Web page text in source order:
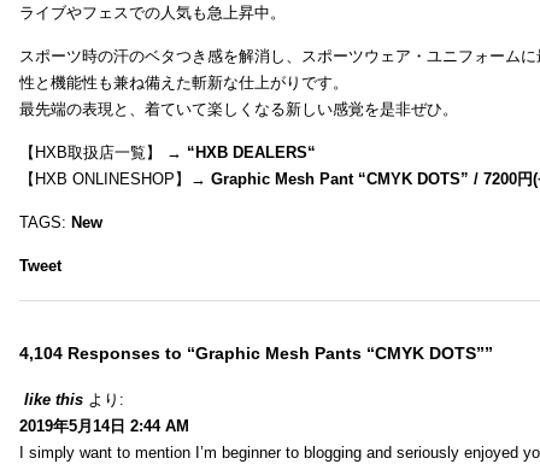
ライブやフェスでの人気も急上昇中。
スポーツ時の汗のベタつき感を解消し、スポーツウェア・ユニフォーム
性と機能性も兼ね備えた斬新な仕上がりです。
最先端の表現と、着ていて楽しくなる新しい感覚を是非ぜひ。
【HXB取扱店一覧】 → “HXB DEALERS“
【HXB ONLINESHOP】→ Graphic Mesh Pant “CMYK DOTS” / 7200円
TAGS: New
Tweet
4,104 Responses to “Graphic Mesh Pants “CMYK DOTS””
like this より:
2019年5月14日 2:44 AM
I simply want to mention I’m beginner to blogging and seriously enjoyed